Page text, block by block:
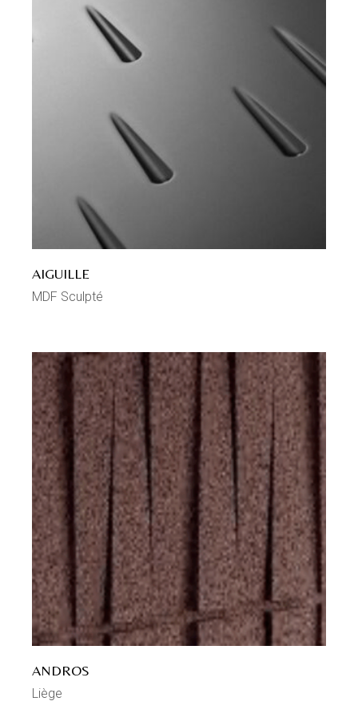
AIGUILLE
MDF Sculpté
ANDROS
Liège